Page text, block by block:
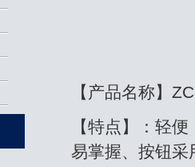
【产品名称】
【特点】：轻
易掌握、按钮采